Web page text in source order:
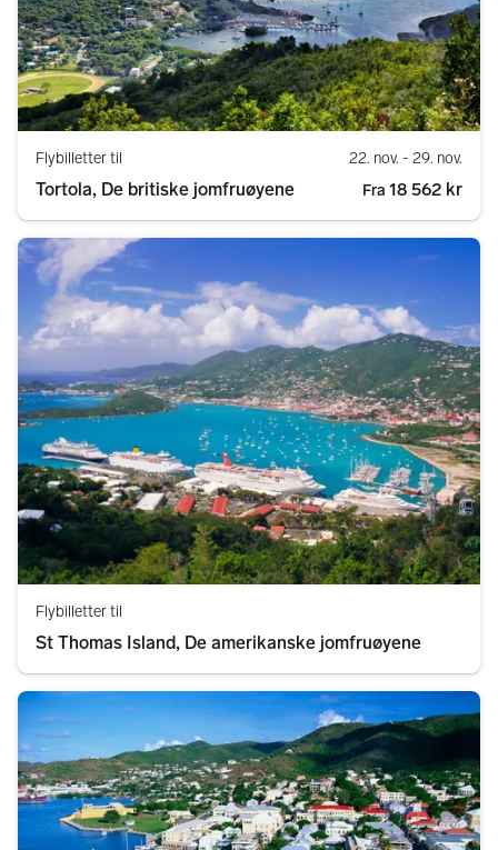
Flybilletter til 22. nov. - 29. nov.
Tortola, De britiske jomfruøyene Fra 18 562 kr
Flybilletter til
St Thomas Island, De amerikanske jomfruøyene